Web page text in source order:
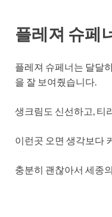
플레져 슈페
플레져 슈페너는 달달
을 잘 보여줬습니다.
생크림도 신선하고, 티
이런곳 오면 생각보다
충분히 괜찮아서 세종